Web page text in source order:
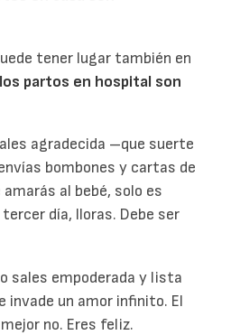
tener lugar también en
partos en hospital son
agradecida –que suerte
bombones y cartas de
al bebé, solo es
día, lloras. Debe ser
sales empoderada y lista
invade un amor infinito. El
no. Eres feliz.